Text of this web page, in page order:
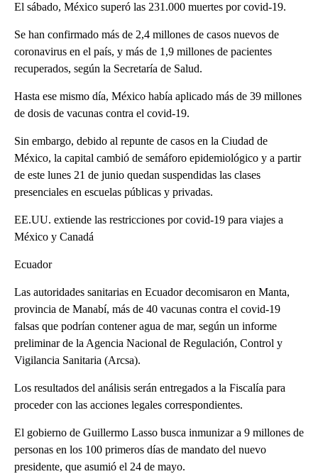
El sábado, México superó las 231.000 muertes por covid-19.
Se han confirmado más de 2,4 millones de casos nuevos de
coronavirus en el país, y más de 1,9 millones de pacientes
recuperados, según la Secretaría de Salud.
Hasta ese mismo día, México había aplicado más de 39 millones
de dosis de vacunas contra el covid-19.
Sin embargo, debido al repunte de casos en la Ciudad de
México, la capital cambió de semáforo epidemiológico y a partir
de este lunes 21 de junio quedan suspendidas las clases
presenciales en escuelas públicas y privadas.
EE.UU. extiende las restricciones por covid-19 para viajes a
México y Canadá
Ecuador
Las autoridades sanitarias en Ecuador decomisaron en Manta,
provincia de Manabí, más de 40 vacunas contra el covid-19
falsas que podrían contener agua de mar, según un informe
preliminar de la Agencia Nacional de Regulación, Control y
Vigilancia Sanitaria (Arcsa).
Los resultados del análisis serán entregados a la Fiscalía para
proceder con las acciones legales correspondientes.
El gobierno de Guillermo Lasso busca inmunizar a 9 millones de
personas en los 100 primeros días de mandato del nuevo
presidente, que asumió el 24 de mayo.